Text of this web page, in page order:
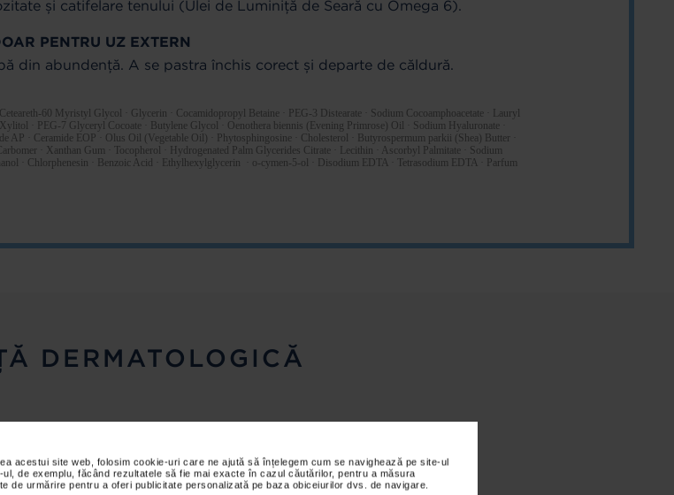
acestui site web, folosim cookie-uri care ne ajută să înțelegem cum se navighează pe site-ul
de exemplu, făcând rezultatele să fie mai exacte în cazul căutărilor, pentru a măsura
de urmărire pentru a oferi publicitate personalizată pe baza obiceiurilor dvs. de navigare.
și catifelare tenului (Ulei de Luminiță de Seară cu Omega 6).
PENTRU UZ EXTERN
din abundență. A se pastra închis corect și departe de căldură.
60 Myristyl Glycol · Glycerin · Cocamidopropyl Betaine · PEG-3 Distearate · Sodium Cocoamphoacetate · Lauryl
· PEG-7 Glyceryl Cocoate · Butylene Glycol · Oenothera biennis (Evening Primrose) Oil · Sodium Hyaluronate ·
· Ceramide EOP · Olus Oil (Vegetable Oil) · Phytosphingosine · Cholesterol · Butyrospermum parkii (Shea) Butter ·
· Xanthan Gum · Tocopherol · Hydrogenated Palm Glycerides Citrate · Lecithin · Ascorbyl Palmitate · Sodium
· Chlorphenesin · Benzoic Acid · Ethylhexylglycerin · o-cymen-5-ol · Disodium EDTA · Tetrasodium EDTA · Parfum
DERMATOLOGICĂ